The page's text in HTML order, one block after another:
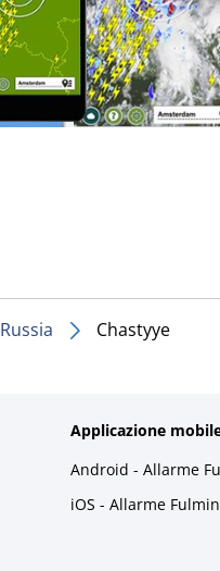
Russia Chastyye
Applicazione
Android - Allarme
iOS - Allarme